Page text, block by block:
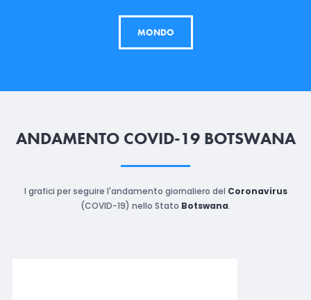
MONDO
ANDAMENTO COVID-19 BOTSWANA
I grafici per seguire l'andamento giornaliero del Coronavirus
(COVID-19) nello Stato Botswana.